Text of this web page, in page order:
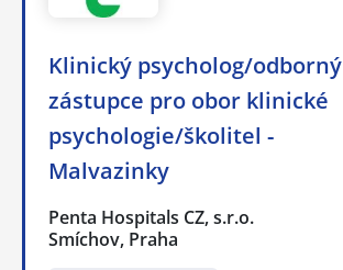
Klinický psycholog/odborný
zástupce pro obor klinické
psychologie/školitel -
Malvazinky
Penta Hospitals CZ, s.r.o.
Smíchov, Praha